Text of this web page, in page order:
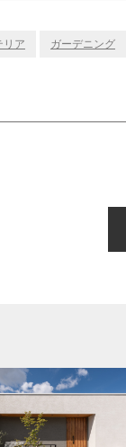
リア ガーデニング